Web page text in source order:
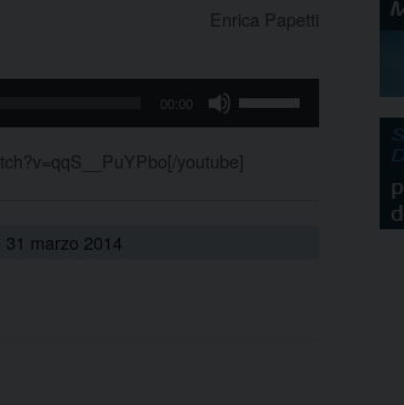
Enrica Papetti
00:00
youtube]
marzo 2014